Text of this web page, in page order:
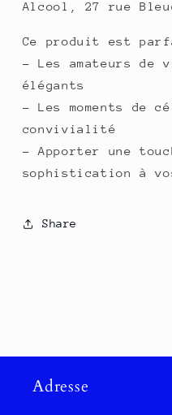
Alcool, 27 rue
Ce produit est
- Les amateurs de
élégants
- Les moments de
convivialité
- Apporter une
sophistication à
Share
Adresse